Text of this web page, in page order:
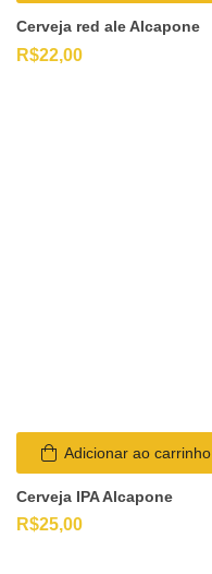
Cerveja red ale Alcapone
R$22,00
Adicionar ao carrinho
Cerveja IPA Alcapone
R$25,00